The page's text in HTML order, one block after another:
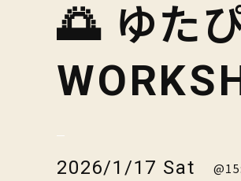
🌅 ゆた
2026/1/17 Sat